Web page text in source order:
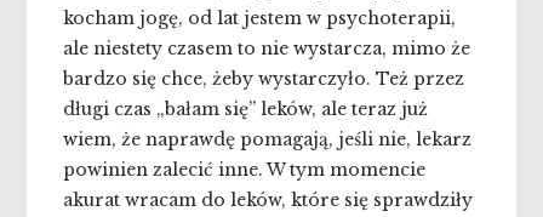
kocham jogę, od lat jestem w psychoterapii,
ale niestety czasem to nie wystarcza, mimo że
bardzo się chce, żeby wystarczyło. Też przez
długi czas „bałam się” leków, ale teraz już
wiem, że naprawdę pomagają, jeśli nie, lekarz
powinien zalecić inne. W tym momencie
akurat wracam do leków, które się sprawdziły